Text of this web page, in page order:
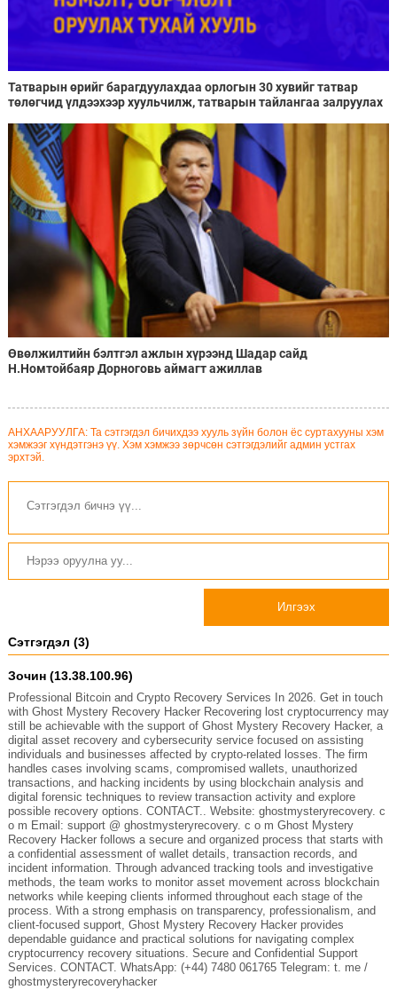
Татварын өрийг барагдуулахдаа орлогын 30 хувийг татвар
төлөгчид үлдээхээр хуульчилж, татварын тайлангаа залруулах
Өвөлжилтийн бэлтгэл ажлын хүрээнд Шадар сайд
Н.Номтойбаяр Дорноговь аймагт ажиллав
АНХААРУУЛГА: Та сэтгэгдэл бичихдээ хууль зүйн болон ёс суртахууны хэм
хэмжээг хүндэтгэнэ үү. Хэм хэмжээ зөрчсөн сэтгэгдэлийг админ устгах
эрхтэй.
Илгээх
Сэтгэгдэл (3)
Зочин (13.38.100.96)
Professional Bitcoin and Crypto Recovery Services In 2026. Get in touch
with Ghost Mystery Recovery Hacker Recovering lost cryptocurrency may
still be achievable with the support of Ghost Mystery Recovery Hacker, a
digital asset recovery and cybersecurity service focused on assisting
individuals and businesses affected by crypto-related losses. The firm
handles cases involving scams, compromised wallets, unauthorized
transactions, and hacking incidents by using blockchain analysis and
digital forensic techniques to review transaction activity and explore
possible recovery options. CONTACT.. Website: ghostmysteryrecovery. c
o m Email: support @ ghostmysteryrecovery. c o m Ghost Mystery
Recovery Hacker follows a secure and organized process that starts with
a confidential assessment of wallet details, transaction records, and
incident information. Through advanced tracking tools and investigative
methods, the team works to monitor asset movement across blockchain
networks while keeping clients informed throughout each stage of the
process. With a strong emphasis on transparency, professionalism, and
client-focused support, Ghost Mystery Recovery Hacker provides
dependable guidance and practical solutions for navigating complex
cryptocurrency recovery situations. Secure and Confidential Support
Services. CONTACT. WhatsApp: (+44) 7480 061765 Telegram: t. me /
ghostmysteryrecoveryhacker